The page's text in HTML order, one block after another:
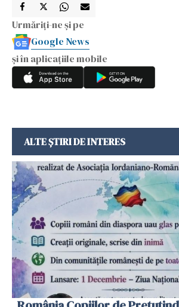
Urmăriți-ne și pe
Google News
și în aplicațiile mobile
ALTE ȘTIRI DE INTERES